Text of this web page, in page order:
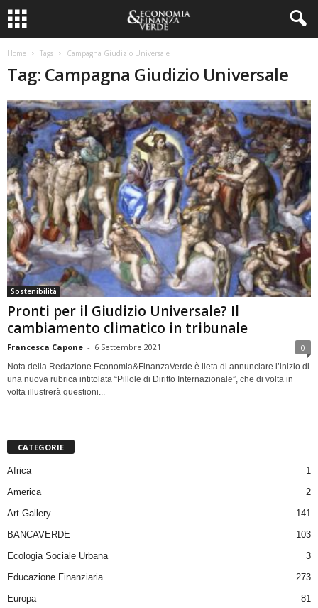
Home Tags Campagna Giudizio Universale
Tag: Campagna Giudizio Universale
Sostenibilità
Pronti per il Giudizio Universale? Il
cambiamento climatico in tribunale
Francesca Capone - 6 Settembre 2021 0
Nota della Redazione Economia&FinanzaVerde è lieta di annunciare l’inizio di
una nuova rubrica intitolata “Pillole di Diritto Internazionale”, che di volta in
volta illustrerà questioni...
CATEGORIE
Africa
1
America
2
Art Gallery
141
BANCAVERDE
103
Ecologia Sociale Urbana
3
Educazione Finanziaria
273
Europa
81